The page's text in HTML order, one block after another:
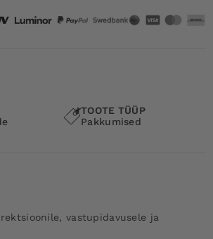
TOOTE TÜÜP
Pakkumised
vastupidavusele ja